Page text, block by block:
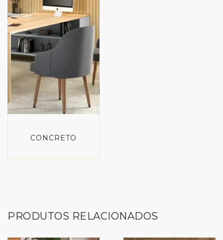
CONCRETO
PRODUTOS RELACIONADOS